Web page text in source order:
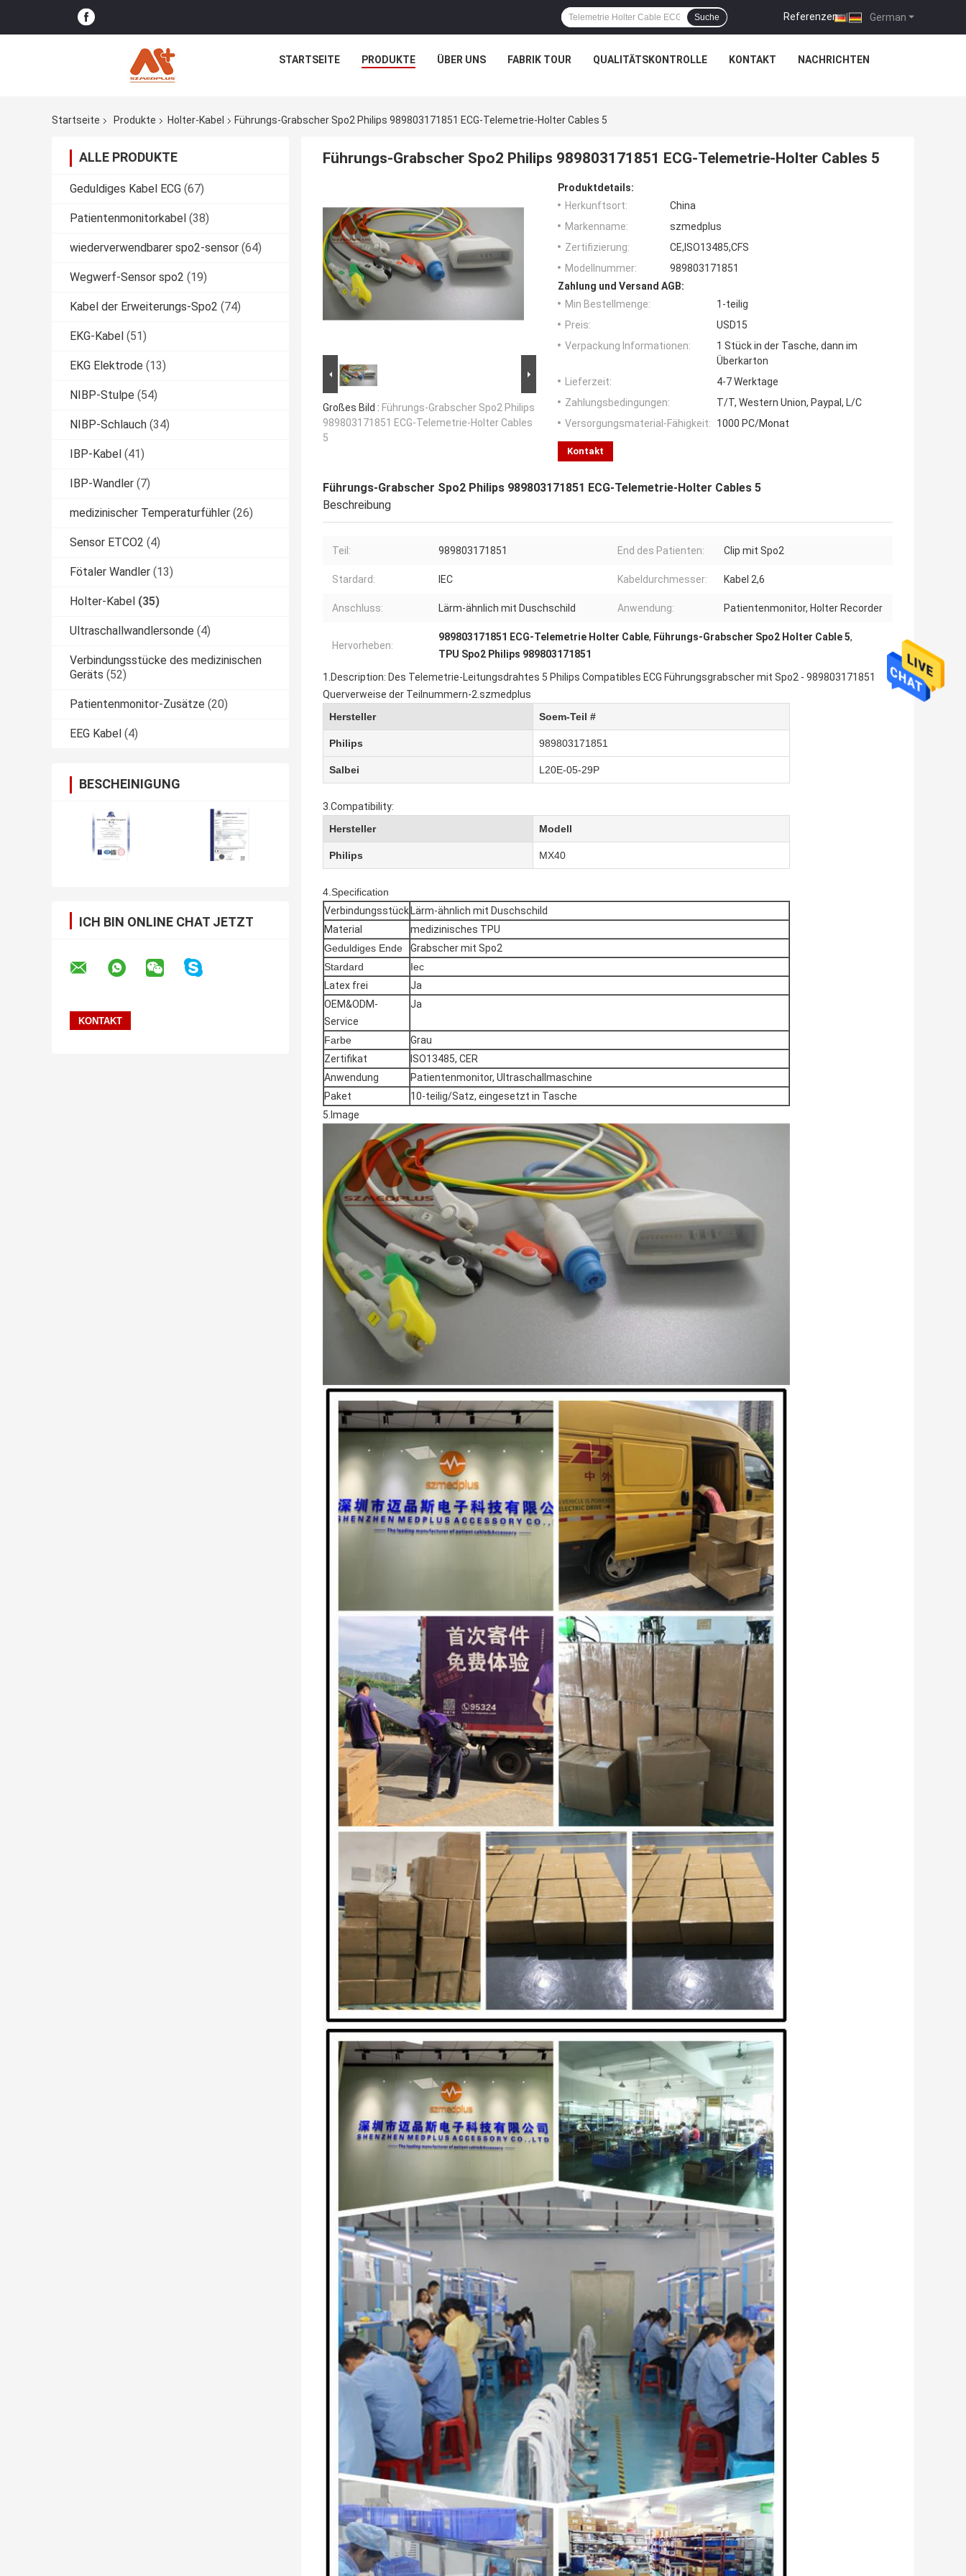
German
Referenzen |
Suche
STARTSEITE PRODUKTE ÜBER UNS FABRIK TOUR QUALITÄTSKONTROLLE KONTAKT NACHRICHTEN
Startseite Produkte Holter-Kabel Führungs-Grabscher Spo2 Philips 989803171851 ECG-Telemetrie-Holter Cables 5
ALLE PRODUKTE
Geduldiges Kabel ECG (67)
Patientenmonitorkabel (38)
wiederverwendbarer spo2-sensor (64)
Wegwerf-Sensor spo2 (19)
Kabel der Erweiterungs-Spo2 (74)
EKG-Kabel (51)
EKG Elektrode (13)
NIBP-Stulpe (54)
NIBP-Schlauch (34)
IBP-Kabel (41)
IBP-Wandler (7)
medizinischer Temperaturfühler (26)
Sensor ETCO2 (4)
Fötaler Wandler (13)
Holter-Kabel (35)
Ultraschallwandlersonde (4)
Verbindungsstücke des medizinischen
Geräts (52)
Patientenmonitor-Zusätze (20)
EEG Kabel (4)
BESCHEINIGUNG
ICH BIN ONLINE CHAT JETZT
Führungs-Grabscher Spo2 Philips 989803171851 ECG-Telemetrie-Holter Cables 5
Großes Bild : Führungs-Grabscher Spo2 Philips
989803171851 ECG-Telemetrie-Holter Cables
5
Produktdetails:
Herkunftsort:
China
Markenname:
szmedplus
Zertifizierung:
CE,ISO13485,CFS
Modellnummer:
989803171851
Zahlung und Versand AGB:
Min Bestellmenge:
1-teilig
Preis:
USD15
Verpackung Informationen:
1 Stück in der Tasche, dann im
Überkarton
Lieferzeit:
4-7 Werktage
Zahlungsbedingungen:
T/T, Western Union, Paypal, L/C
Versorgungsmaterial-Fähigkeit:
1000 PC/Monat
Kontakt
Führungs-Grabscher Spo2 Philips 989803171851 ECG-Telemetrie-Holter Cables 5
Beschreibung
Teil: 989803171851 End des Patienten: Clip mit Spo2
Stardard: IEC Kabeldurchmesser: Kabel 2,6
Anschluss: Lärm-ähnlich mit Duschschild Anwendung: Patientenmonitor, Holter Recorder
Hervorheben:
989803171851 ECG-Telemetrie Holter Cable, Führungs-Grabscher Spo2 Holter Cable 5,
TPU Spo2 Philips 989803171851
1.Description: Des Telemetrie-Leitungsdrahtes 5 Philips Compatibles ECG Führungsgrabscher mit Spo2 - 989803171851
Querverweise der Teilnummern-2.szmedplus
Hersteller
Soem-Teil #
Philips 989803171851
Salbei L20E-05-29P
3.Compatibility:
Hersteller
Modell
Philips MX40
4.Specification
Verbindungsstück Lärm-ähnlich mit Duschschild
Material
medizinisches TPU
Geduldiges Ende
Grabscher mit Spo2
Stardard
Iec
Latex frei
Ja
OEM&ODM-
Service
Ja
Farbe
Grau
Zertifikat
ISO13485, CER
Anwendung
Patientenmonitor, Ultraschallmaschine
Paket
10-teilig/Satz, eingesetzt in Tasche
5.Image